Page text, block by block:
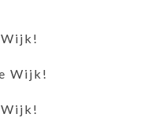
Wijk!
Wijk!
Wijk!